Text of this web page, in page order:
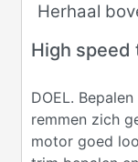
Herhaal
High speed
DOEL.
remmen zich
motor goed